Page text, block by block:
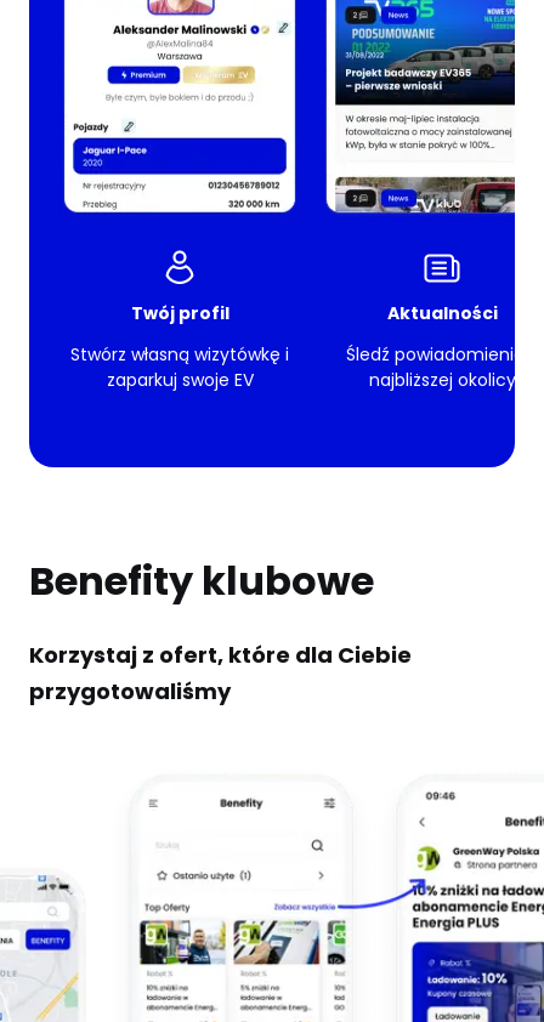
Twój profil
Stwórz własną wizytówkę i
zaparkuj swoje EV
Aktualności
Śledź powiadomienia z
najbliższej okolicy
Benefity klubowe
Korzystaj z ofert, które dla Ciebie
przygotowaliśmy